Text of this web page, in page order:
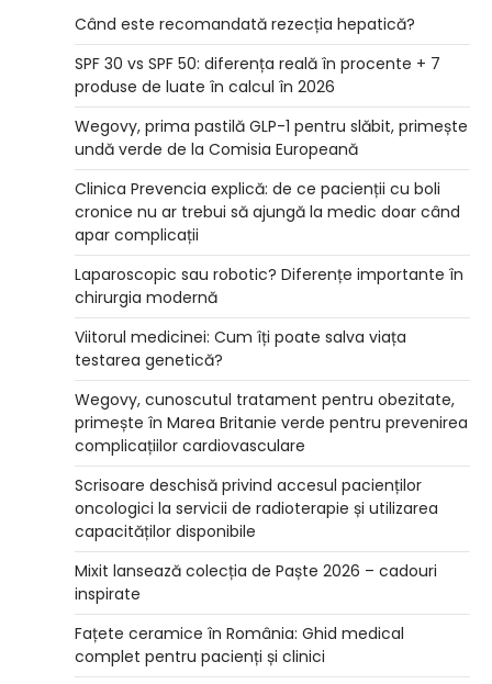
Când este recomandată rezecția hepatică?
SPF 30 vs SPF 50: diferența reală în procente + 7
produse de luate în calcul în 2026
Wegovy, prima pastilă GLP-1 pentru slăbit, primește
undă verde de la Comisia Europeană
Clinica Prevencia explică: de ce pacienții cu boli
cronice nu ar trebui să ajungă la medic doar când
apar complicații
Laparoscopic sau robotic? Diferențe importante în
chirurgia modernă
Viitorul medicinei: Cum îți poate salva viața
testarea genetică?
Wegovy, cunoscutul tratament pentru obezitate,
primește în Marea Britanie verde pentru prevenirea
complicațiilor cardiovasculare
Scrisoare deschisă privind accesul pacienților
oncologici la servicii de radioterapie și utilizarea
capacităților disponibile
Mixit lansează colecția de Paște 2026 – cadouri
inspirate
Fațete ceramice în România: Ghid medical
complet pentru pacienți și clinici